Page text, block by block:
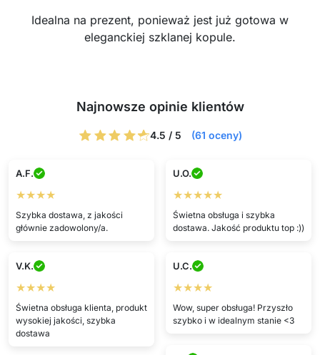
Idealna na prezent, ponieważ jest już gotowa w
eleganckiej szklanej kopule.
Najnowsze opinie klientów
4.5 / 5 (61 oceny)
A.F.
★★★★
Szybka dostawa, z jakości
głównie zadowolony/a.
U.O.
★★★★★
Świetna obsługa i szybka
dostawa. Jakość produktu top :))
V.K.
★★★★
Świetna obsługa klienta, produkt
wysokiej jakości, szybka
dostawa
U.C.
★★★★
Wow, super obsługa! Przyszło
szybko i w idealnym stanie <3